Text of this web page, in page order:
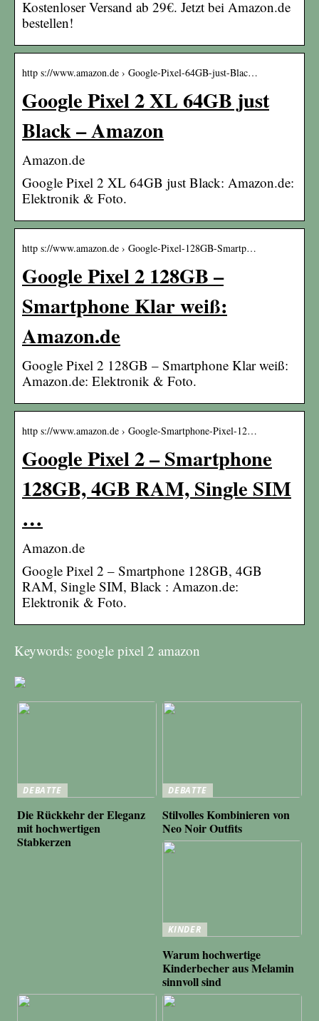
Kostenloser Versand ab 29€. Jetzt bei Amazon.de
bestellen!
http s://www.amazon.de › Google-Pixel-64GB-just-Blac…
Google Pixel 2 XL 64GB just
Black – Amazon
Amazon.de
Google Pixel 2 XL 64GB just Black: Amazon.de:
Elektronik & Foto.
http s://www.amazon.de › Google-Pixel-128GB-Smartp…
Google Pixel 2 128GB –
Smartphone Klar weiß:
Amazon.de
Google Pixel 2 128GB – Smartphone Klar weiß:
Amazon.de: Elektronik & Foto.
http s://www.amazon.de › Google-Smartphone-Pixel-12…
Google Pixel 2 – Smartphone
128GB, 4GB RAM, Single SIM
…
Amazon.de
Google Pixel 2 – Smartphone 128GB, 4GB
RAM, Single SIM, Black : Amazon.de:
Elektronik & Foto.
Keywords: google pixel 2 amazon
DEBATTE
Die Rückkehr der Eleganz
mit hochwertigen
Stabkerzen
DEBATTE
Stilvolles Kombinieren von
Neo Noir Outfits
KINDER
Warum hochwertige
Kinderbecher aus Melamin
sinnvoll sind